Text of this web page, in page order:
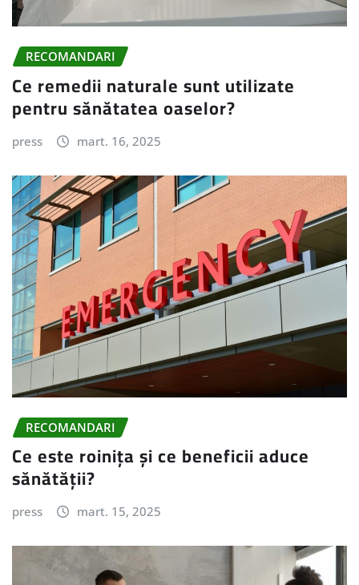
RECOMANDARI
Ce remedii naturale sunt utilizate
pentru sănătatea oaselor?
press mart. 16, 2025
RECOMANDARI
Ce este roinița și ce beneficii aduce
sănătății?
press mart. 15, 2025